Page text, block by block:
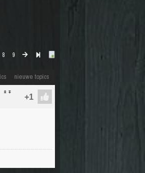
8 9
nieuwe topics